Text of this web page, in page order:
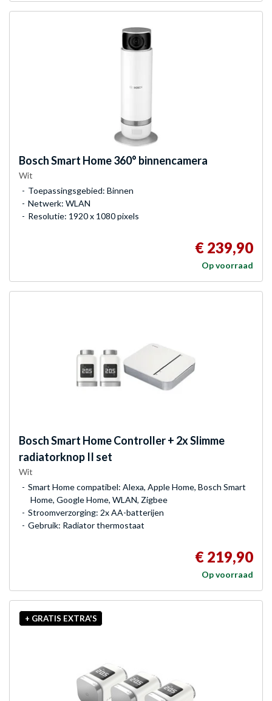
BoschSmart Home 360° binnencamera
Wit
Toepassingsgebied: Binnen
Netwerk: WLAN
Resolutie: 1920 x 1080 pixels
€ 239,90
Op voorraad
BoschSmart Home Controller + 2x Slimme
radiatorknop II set
Wit
Smart Home compatibel: Alexa, Apple Home, Bosch Smart
Home, Google Home, WLAN, Zigbee
Stroomverzorging: 2x AA-batterijen
Gebruik: Radiator thermostaat
€ 219,90
Op voorraad
+ GRATIS EXTRA'S